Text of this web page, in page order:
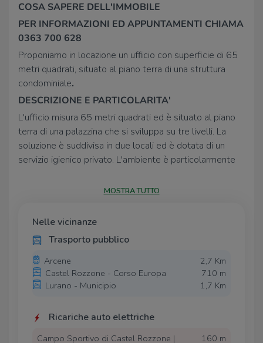
COSA SAPERE DELL'IMMOBILE
PER INFORMAZIONI ED APPUNTAMENTI CHIAMA
0363 700 628
Proponiamo in locazione un ufficio con superficie di 65
metri quadrati, situato al piano terra di una struttura
condominiale.
DESCRIZIONE E PARTICOLARITA'
L'ufficio misura 65 metri quadrati ed è situato al piano
terra di una palazzina che si sviluppa su tre livelli. La
soluzione è suddivisa in due locali ed è dotata di un
servizio igienico privato. L'ambiente è particolarmente
locale possiede l'impianto di riscaldamento, l'impianto
UBICAZIONE E CONTESTO
Il complesso è ubicato nel Comune di Castel Rozzone, a
la quale collega il paese ai Comuni limitrofi, e a meno di
7 km dal casello autostradale A35 di Caravaggio. Il
fabbricato gode di alcuni parcheggi pubblici situati nelle
MOSTRA TUTTO
Nelle vicinanze
Trasporto pubblico
Arcene
2,7 Km
Castel Rozzone - Corso Europa
710 m
Lurano - Municipio
1,7 Km
Ricariche auto elettriche
Campo Sportivo di Castel Rozzone |
160 m